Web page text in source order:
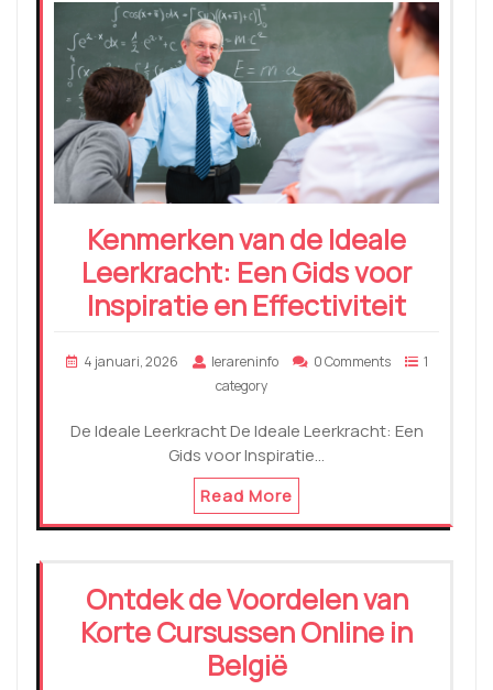
Kenmerken van de Ideale
Leerkracht: Een Gids voor
Inspiratie en Effectiviteit
4 januari, 2026 lerareninfo 0 Comments
1
category
De Ideale Leerkracht De Ideale Leerkracht: Een
Gids voor Inspiratie…
Read More
Ontdek de Voordelen van
Korte Cursussen Online in
België